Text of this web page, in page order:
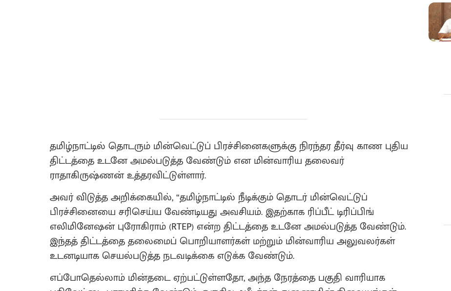
தமிழ்நாட்டில் தொடரும் மின்வெட்டுப் பிரச்சினைகளுக்கு நிரந்தர தீர்வு காண புதிய
திட்டத்தை உடனே அமல்படுத்த வேண்டும் என மின்வாரிய தலைவர்
ராதாகிருஷ்ணன் உத்தரவிட்டுள்ளார்.
அவர் விடுத்த அறிக்கையில், “தமிழ்நாட்டில் நீடிக்கும் தொடர் மின்வெட்டுப்
பிரச்சினையை சரிசெய்ய வேண்டியது அவசியம். இதற்காக ரிப்பீட் டிரிப்பிங்
எலிமினேஷன் புரோகிராம் (RTEP) என்ற திட்டத்தை உடனே அமல்படுத்த வேண்டும்.
இந்தத் திட்டத்தை தலைமைப் பொறியாளர்கள் மற்றும் மின்வாரிய அலுவலர்கள்
உடனடியாக செயல்படுத்த நடவடிக்கை எடுக்க வேண்டும்.
எப்போதெல்லாம் மின்தடை ஏற்பட்டுள்ளதோ, அந்த நேரத்தை பகுதி வாரியாக